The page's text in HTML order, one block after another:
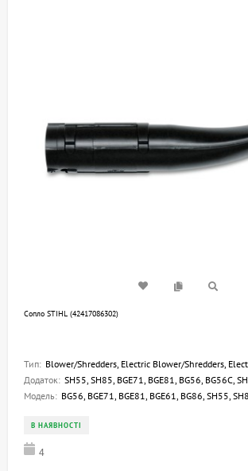
Сопло STIHL (42417086302)
Тип: Blower/Shredders, Electric Blower/Shredders, Electric
Додаток: SH55, SH85, BGE71, BGE81, BG56, BG56C, SHE71, SHE81, BGE61, BG45, BG46, BG55, BG65, BG85,
Модель: BG56, BGE71, BGE81, BGE61, BG86, SH55, SH85, SH56, SH86,
В НАЯВНОСТІ
4